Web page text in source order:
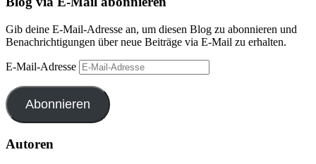
Gib deine E-Mail-Adresse an, um diesen Blog zu abonnieren und
Benachrichtigungen über neue Beiträge via E-Mail zu erhalten.
E-Mail-Adresse
Abonnieren
Autoren